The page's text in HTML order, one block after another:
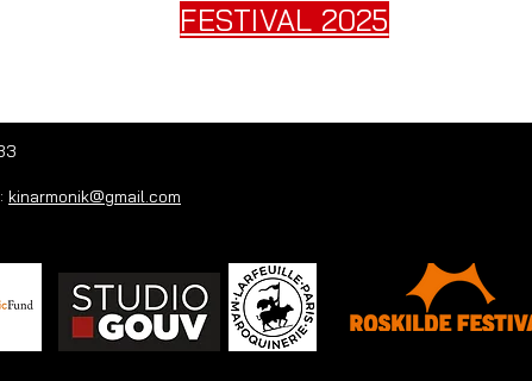
FESTIVAL 2025
kinarmonik@gmail.com